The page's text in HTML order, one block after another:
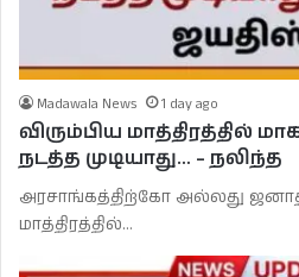
Madawala News 1 day ago
விரும்பிய மாத்திரத்தில்
நடத்த முடியாது… – நலிந்த
அரசாங்கத்திற்கோ அல்லது
மாத்திரத்தில்…